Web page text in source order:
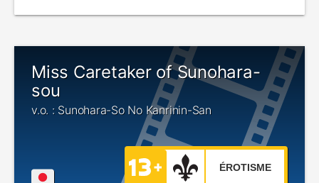
Miss Caretaker of Sunohara-
sou
v.o. : Sunohara-So No Kanrinin-San
ÉROTISME